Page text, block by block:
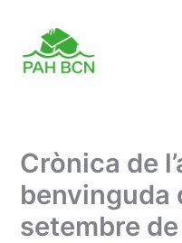
contingut
Crònica de
benvinguda
setembre